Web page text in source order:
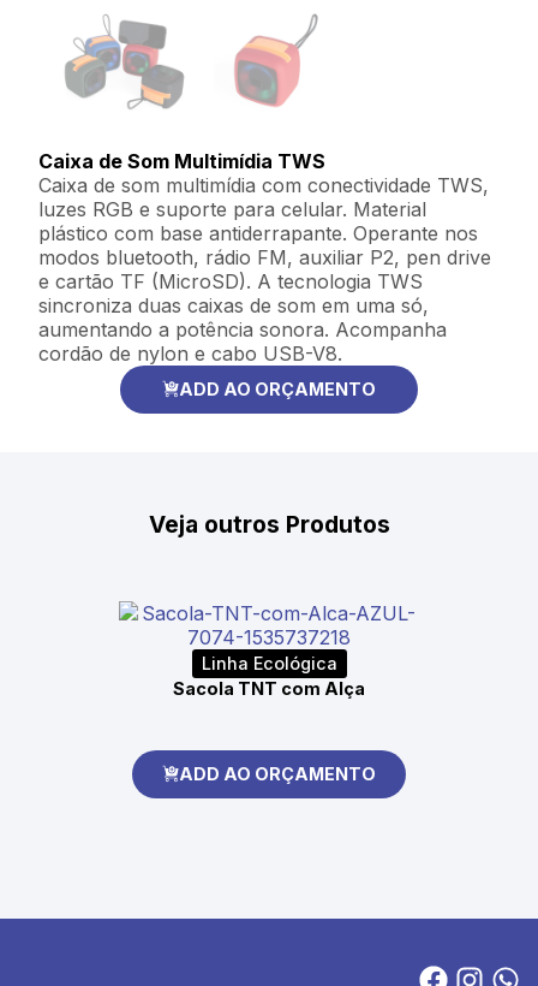
Caixa de Som Multimídia TWS
Caixa de som multimídia com conectividade TWS,
luzes RGB e suporte para celular. Material
plástico com base antiderrapante. Operante nos
modos bluetooth, rádio FM, auxiliar P2, pen drive
e cartão TF (MicroSD). A tecnologia TWS
sincroniza duas caixas de som em uma só,
aumentando a potência sonora. Acompanha
cordão de nylon e cabo USB-V8.
ADD AO ORÇAMENTO
Veja outros Produtos
Linha Ecológica
Sacola TNT com Alça
ADD AO ORÇAMENTO